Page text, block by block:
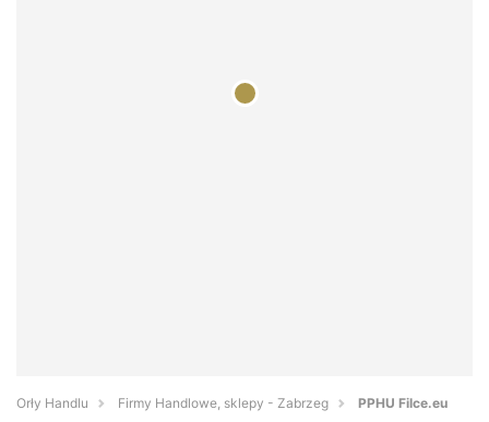
Orły Handlu Firmy Handlowe, sklepy - Zabrzeg PPHU Filce.eu